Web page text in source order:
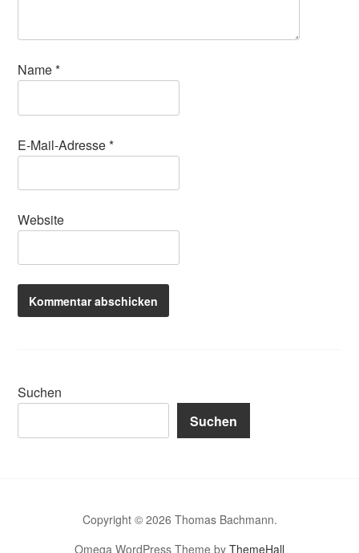
Name*
E-Mail-Adresse*
Website
Suchen
Suchen
Copyright © 2026 Thomas Bachmann.
Omega WordPress Theme by ThemeHall